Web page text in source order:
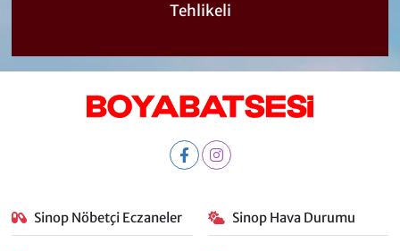
Tehlikeli
Sinop Nöbetçi Eczaneler Sinop Hava Durumu